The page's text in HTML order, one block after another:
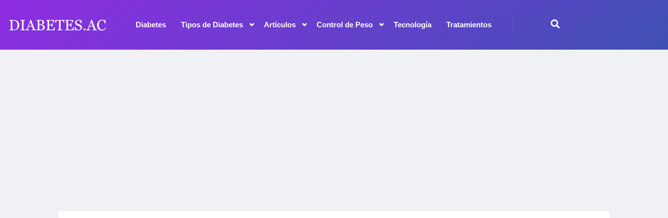
Diabetes Tipos de Diabetes Artículos Control de Peso Tecnología Tratamientos